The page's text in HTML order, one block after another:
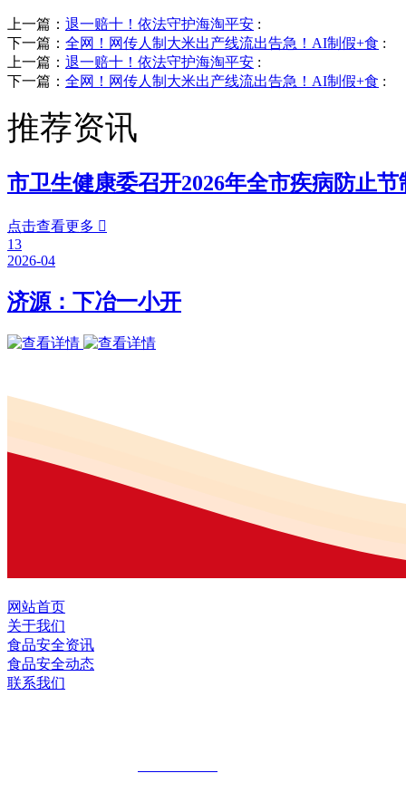
上一篇： 退一赔十！依法守护海淘平安 :
下一篇： 全网！网传人制大米出产线流出告急！AI制假+食 :
上一篇： 退一赔十！依法守护海淘平安 :
下一篇： 全网！网传人制大米出产线流出告急！AI制假+食 :
推荐资讯
市卫生健康委召开2026年全市疾病防止节
点击查看更多 
13
2026-04
济源：下冶一小开
网站首页
关于我们
食品安全资讯
食品安全动态
联系我们